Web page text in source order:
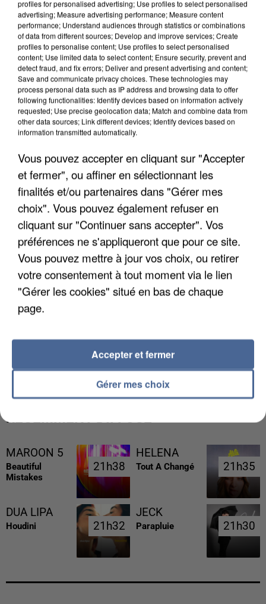
UN SECOND CADRE DE LA DZ MAFIA
INTERPELLÉ EN ALGÉRIE
UNE TOURISTE DE L’OISE EMPORTÉE PAR UNE
COULÉE DE BOUE EN HAUTE-SAVOIE
RÉCEMMENT DIFFUSÉ
MAROON 5
Beautiful
Mistakes
21h38
21h38
HELENA
Tout A Changé 21h35
21h35
DUA LIPA
Houdini 21h32
21h32
JECK
Parapluie 21h30
21h30
profiles for personalised advertising; Use profiles to select personalised
advertising; Measure advertising performance; Measure content
performance; Understand audiences through statistics or combinations
of data from different sources; Develop and improve services; Create
profiles to personalise content; Use profiles to select personalised
content; Use limited data to select content; Ensure security, prevent and
detect fraud, and fix errors; Deliver and present advertising and content;
Save and communicate privacy choices. These technologies may
process personal data such as IP address and browsing data to offer
following functionalities: Identify devices based on information actively
requested; Use precise geolocation data; Match and combine data from
other data sources; Link different devices; Identify devices based on
information transmitted automatically.
Vous pouvez accepter en cliquant sur "Accepter
et fermer", ou affiner en sélectionnant les
finalités et/ou partenaires dans "Gérer mes
choix". Vous pouvez également refuser en
cliquant sur "Continuer sans accepter". Vos
préférences ne s'appliqueront que pour ce site.
Vous pouvez mettre à jour vos choix, ou retirer
votre consentement à tout moment via le lien
"Gérer les cookies" situé en bas de chaque
page.
Gérer mes choix
Accepter et fermer